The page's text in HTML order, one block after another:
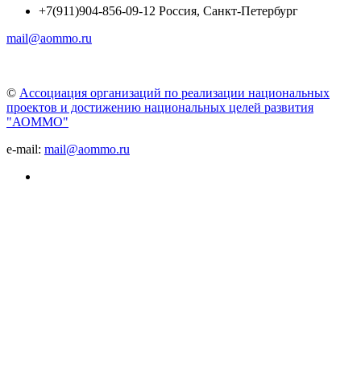
+7(911)904-856-09-12 Россия, Санкт-Петербург
mail@aommo.ru
© Ассоциация организаций по реализации национальных
проектов и достижению национальных целей развития
"АОММО"
e-mail: mail@aommo.ru